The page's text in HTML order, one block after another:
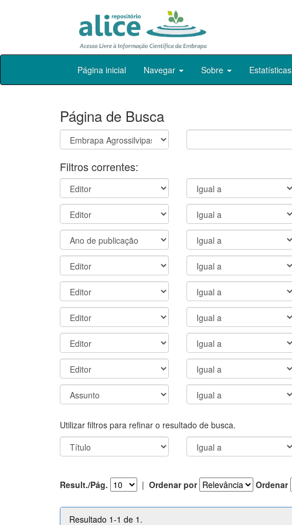
Skip
Página inicial Navegar Sobre Estatísticas
Página de Busca
Filtros correntes:
Utilizar filtros para refinar o resultado de busca.
Result./Pág. | Ordenar por Ordenar
Resultado 1-1 de 1.